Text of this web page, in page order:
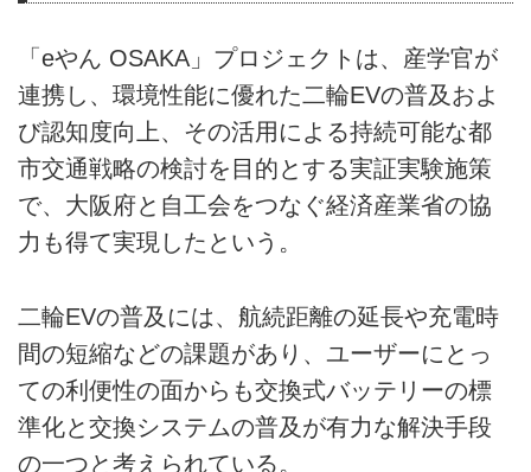
「eやん OSAKA」プロジェクトは、産学官が
連携し、環境性能に優れた二輪EVの普及およ
び認知度向上、その活用による持続可能な都
市交通戦略の検討を目的とする実証実験施策
で、大阪府と自工会をつなぐ経済産業省の協
力も得て実現したという。
二輪EVの普及には、航続距離の延長や充電時
間の短縮などの課題があり、ユーザーにとっ
ての利便性の面からも交換式バッテリーの標
準化と交換システムの普及が有力な解決手段
の一つと考えられている。